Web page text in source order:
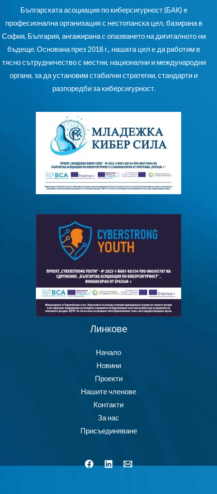
Българската асоциация по киберсигурност (БАК) е
професионална организация с нестопанска цел, базирана в
София, България, ангажирана с опазването на дигиталното ни
бъдеще. Основана през 2018 г., нашата цел е да работим в
тясно сътрудничество с местни, национални и международни
органи, за да установим стабилни стратегии, стандарти и
разпоредби за киберсигурност.
Линкове
Начало
Новини
Проекти
Нашите членове
Контакти
За нас
Присъединяване